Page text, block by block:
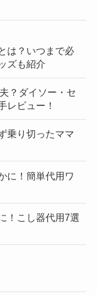
は？いつまで必
ズも紹介
？ダイソー・セ
レビュー！
乗り切ったママ
に！簡単代用ワ
！こし器代用7選